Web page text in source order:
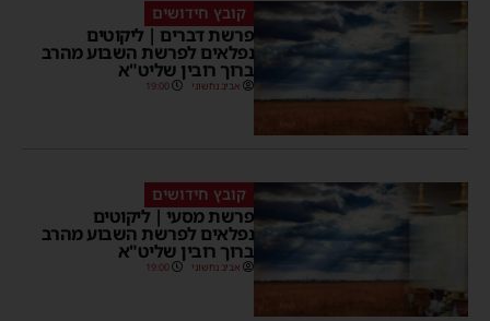
קובץ חידושים
פרשת דברים | ליקוטים
נפלאים לפרשת השבוע מהרב
ברוך רובין שליט"א
אביב נחשוני 19:00
קובץ חידושים
פרשת מסעי | ליקוטים
נפלאים לפרשת השבוע מהרב
ברוך רובין שליט"א
אביב נחשוני 19:00